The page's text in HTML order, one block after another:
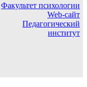
Факультет психологии
Web-сайт
Педагогический
институт